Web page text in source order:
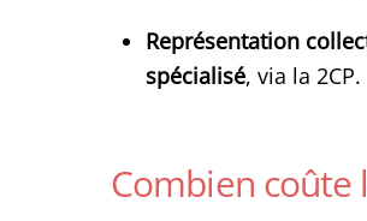
Représentation
spécialisé, via la 2CP.
Combien coûte